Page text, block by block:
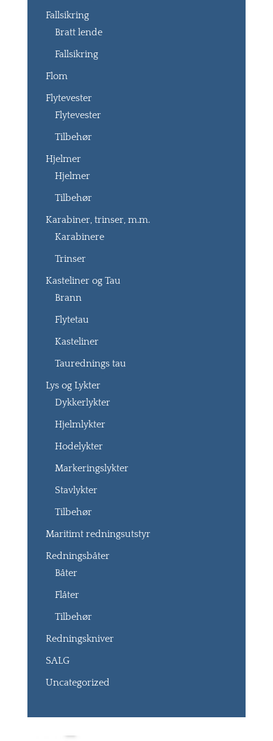
Fallsikring
Bratt lende
Fallsikring
Flom
Flytevester
Flytevester
Tilbehør
Hjelmer
Hjelmer
Tilbehør
Karabiner, trinser, m.m.
Karabinere
Trinser
Kasteliner og Tau
Brann
Flytetau
Kasteliner
Taurednings tau
Lys og Lykter
Dykkerlykter
Hjelmlykter
Hodelykter
Markeringslykter
Stavlykter
Tilbehør
Maritimt redningsutstyr
Redningsbåter
Båter
Flåter
Tilbehør
Redningskniver
SALG
Uncategorized